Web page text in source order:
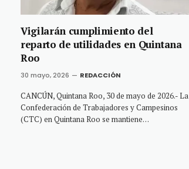
Vigilarán cumplimiento del
reparto de utilidades en Quintana
Roo
30 mayo, 2026 REDACCIÓN
CANCÚN, Quintana Roo, 30 de mayo de 2026.- La
Confederación de Trabajadores y Campesinos
(CTC) en Quintana Roo se mantiene…